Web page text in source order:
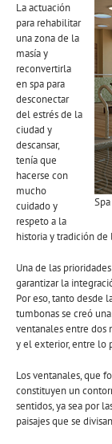
La actuación
para rehabilitar
una zona de la
masía y
reconvertirla
en spa para
desconectar
del estrés de la
ciudad y
descansar,
tenía que
hacerse con
mucho
cuidado y
respeto a la
historia y tradición de
Una de las
garantizar la
Por eso, tanto desde
tumbonas se creó
ventanales entre dos
y el exterior, entre lo
Los ventanales, que
constituyen un
sentidos, ya sea por
paisajes que se